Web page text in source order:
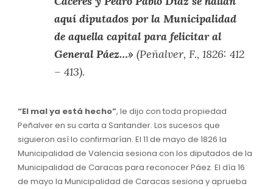
aquí diputados por la Municipalidad
de aquella capital para felicitar al
General Páez…» (Peñalver, F., 1826: 412
– 413).
“El mal ya está hecho”, le dijo con toda propiedad
Peñalver en su carta a Santander. Los sucesos que
siguieron así lo confirmarían. El 11 de mayo de 1826 la
Municipalidad de Valencia sesiona con los diputados de la
Municipalidad de Caracas para reconocer Páez. El día 16
de mayo la Municipalidad de Caracas sesiona y aprueba